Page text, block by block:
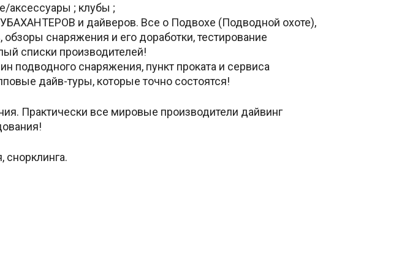
аксессуары ; клубы ;
и дайверов. Все о Подвохе (Подводной охоте),
снаряжения и его доработки, тестирование
списки производителей!
подводного снаряжения, пункт проката и сервиса
дайв-туры, которые точно состоятся!
Практически все мировые производители дайвинг
снорклинга.